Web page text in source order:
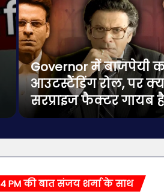
Governor में बाजपेयी
आउटस्टैंडिंग रोल, पर
सरप्राइज फैक्टर गायब
4 PM की बात संजय शर्मा के साथ